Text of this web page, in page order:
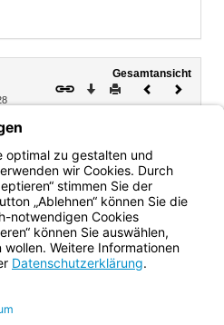
Gesamtansicht
Download
DruckenVorheriges
Kellergeschossen